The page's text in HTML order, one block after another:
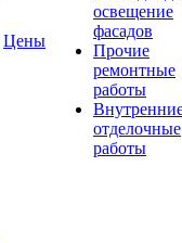
Цены
освещение
фасадов
Прочие
ремонтные
работы
отделочные
работы